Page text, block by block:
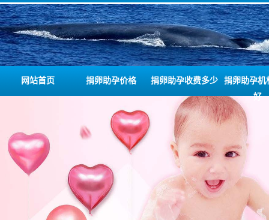
网站首页 捐卵助孕价格 捐卵助孕收费多少
捐卵助孕机
好